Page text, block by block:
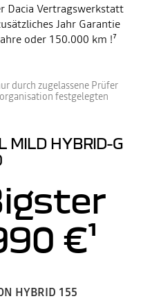
Dacia Vertragswerkstatt
Jahr Garantie
oder 150.000 km !⁷
durch zugelassene Prüfer
festgelegten
MILD HYBRID-G
€¹
HYBRID 155